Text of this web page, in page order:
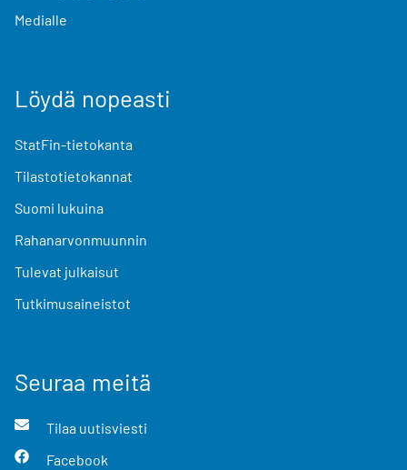
Medialle
Löydä nopeasti
StatFin-tietokanta
Tilastotietokannat
Suomi lukuina
Rahanarvonmuunnin
Tulevat julkaisut
Tutkimusaineistot
Seuraa meitä
Tilaa uutisviesti
Facebook